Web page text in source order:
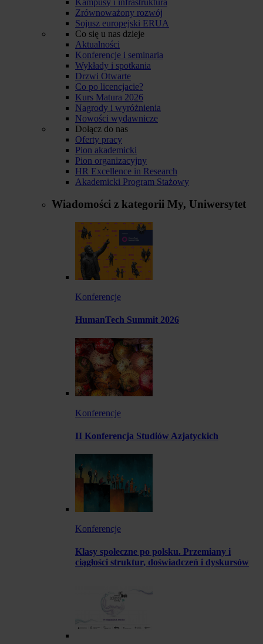
Zrównoważony rozwój
Sojusz europejski ERUA
Co się u nas dzieje
Aktualności
Konferencje i seminaria
Wykłady i spotkania
Drzwi Otwarte
Co po licencjacie?
Kurs Matura 2026
Nagrody i wyróżnienia
Nowości wydawnicze
Dołącz do nas
Oferty pracy
Pion akademicki
Pion organizacyjny
HR Excellence in Research
Akademicki Program Stażowy
Wiadomości z kategorii My, Uniwersytet
Konferencje
HumanTech Summit 2026
Konferencje
II Konferencja Studiów Azjatyckich
Konferencje
Klasy społeczne po polsku. Przemiany i
ciągłości struktur, doświadczeń i dyskursów